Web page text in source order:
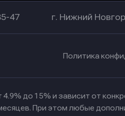
47 г. Нижний
Политика
4.9% до 15% и зависит от
При этом любые